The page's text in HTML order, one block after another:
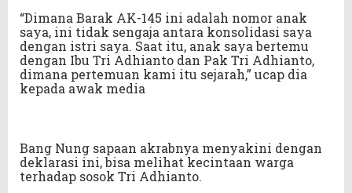
“Dimana Barak AK-145 ini adalah nomor anak
saya, ini tidak sengaja antara konsolidasi saya
dengan istri saya. Saat itu, anak saya bertemu
dengan Ibu Tri Adhianto dan Pak Tri Adhianto,
dimana pertemuan kami itu sejarah,” ucap dia
kepada awak media
Bang Nung sapaan akrabnya menyakini dengan
deklarasi ini, bisa melihat kecintaan warga
terhadap sosok Tri Adhianto.